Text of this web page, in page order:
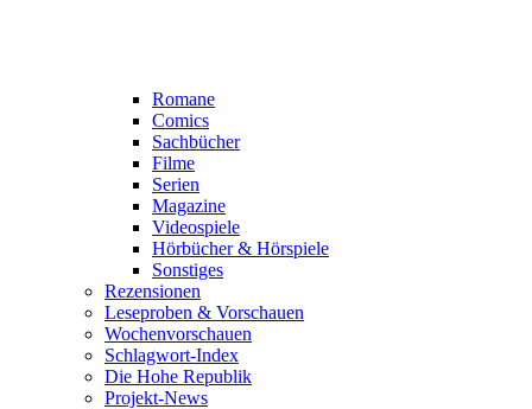
Romane
Comics
Sachbücher
Filme
Serien
Magazine
Videospiele
Hörbücher & Hörspiele
Sonstiges
Rezensionen
Leseproben & Vorschauen
Wochenvorschauen
Schlagwort-Index
Die Hohe Republik
Projekt-News